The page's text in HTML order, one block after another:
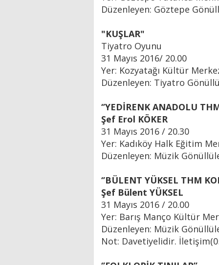
Düzenleyen: Göztepe
"KUŞLAR"
Tiyatro Oyunu
31 Mayıs 2016/ 20.00
Yer: Kozyatağı Kültür
Düzenleyen: Tiyatro
‘’YEDİRENK ANADOLU
Şef Erol KÖKER
31 Mayıs 2016 / 20.30
Yer: Kadıköy Halk Eğitim
Düzenleyen: Müzik
‘’BÜLENT YÜKSEL THM
Şef Bülent YÜKSEL
31 Mayıs 2016 / 20.00
Yer: Barış Manço Kültür
Düzenleyen: Müzik
Not: Davetiyelidir.